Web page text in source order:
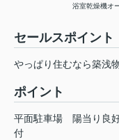
浴室乾燥機オ
セールスポイント
やっぱり住むなら築浅
ポイント
平面駐車場 陽当り良
付